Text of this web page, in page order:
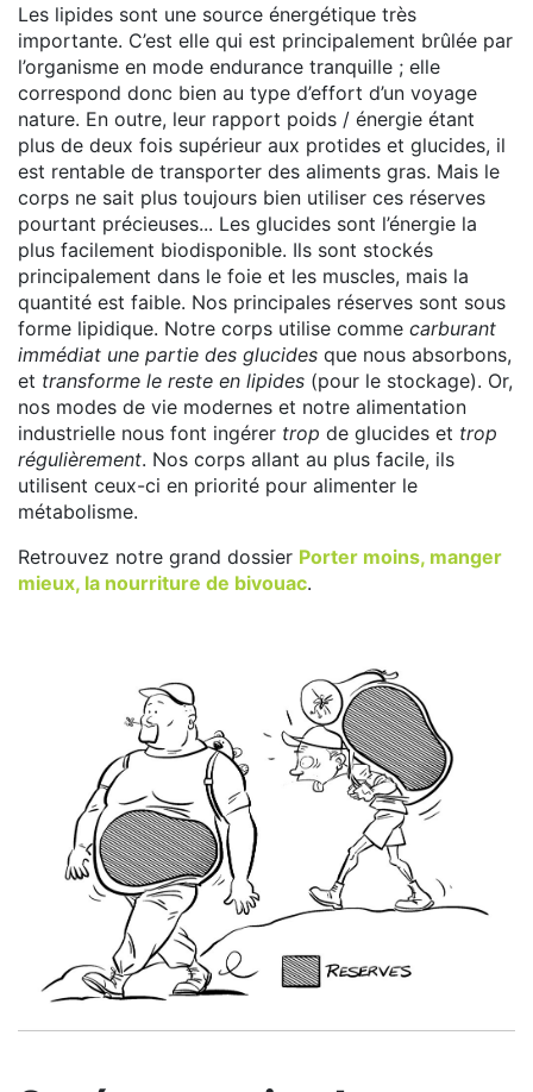
Les lipides sont une source énergétique très
importante. C’est elle qui est principalement brûlée par
l’organisme en mode endurance tranquille ; elle
correspond donc bien au type d’effort d’un voyage
nature. En outre, leur rapport poids / énergie étant
plus de deux fois supérieur aux protides et glucides, il
est rentable de transporter des aliments gras. Mais le
corps ne sait plus toujours bien utiliser ces réserves
pourtant précieuses... Les glucides sont l’énergie la
plus facilement biodisponible. Ils sont stockés
principalement dans le foie et les muscles, mais la
quantité est faible. Nos principales réserves sont sous
forme lipidique. Notre corps utilise comme carburant
immédiat une partie des glucides que nous absorbons,
et transforme le reste en lipides (pour le stockage). Or,
nos modes de vie modernes et notre alimentation
industrielle nous font ingérer trop de glucides et trop
régulièrement. Nos corps allant au plus facile, ils
utilisent ceux-ci en priorité pour alimenter le
métabolisme.
Retrouvez notre grand dossier Porter moins, manger
mieux, la nourriture de bivouac.